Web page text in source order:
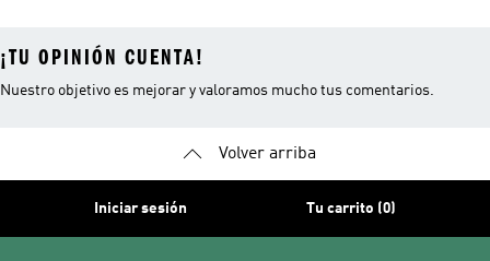
¡TU OPINIÓN CUENTA!
Nuestro objetivo es mejorar y valoramos mucho tus comentarios.
Volver arriba
Iniciar sesión Tu carrito (0)